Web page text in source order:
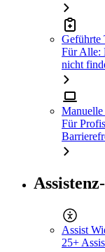
Geführte
Für Alle:
nicht
Manuelle
Für
Assist
25+